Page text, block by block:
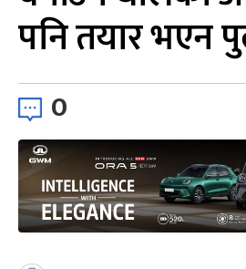
पनि तयार भएन
0